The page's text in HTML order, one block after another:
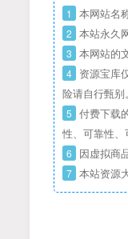
1 本网站名
2 本站永久
3 本网站的
4 资源宝库
险请自行甄别。
5 付费下载
性、可靠性、
6 因虚拟商
7 本站资源